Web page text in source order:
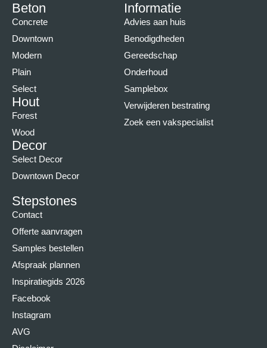
Beton
Concrete
Downtown
Modern
Plain
Select
Hout
Forest
Wood
Decor
Select Decor
Downtown Decor
Informatie
Advies aan huis
Benodigdheden
Gereedschap
Onderhoud
Samplebox
Verwijderen bestrating
Zoek een vakspecialist
Stepstones
Contact
Offerte aanvragen
Samples bestellen
Afspraak plannen
Inspiratiegids 2026
Facebook
Instagram
AVG